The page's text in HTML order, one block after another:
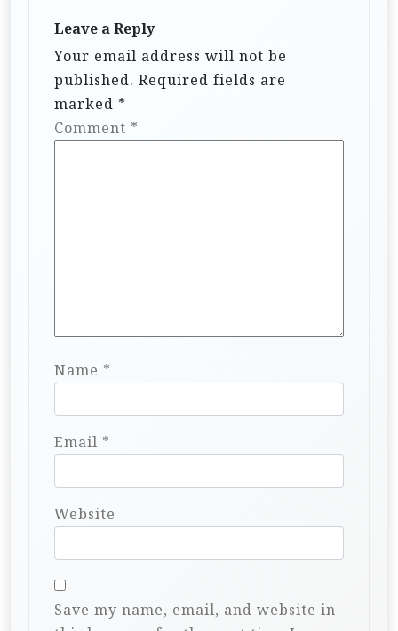
Leave a Reply
Your email address will not be
published. Required fields are
marked *
Comment *
Name *
Email *
Website
Save my name, email, and website in